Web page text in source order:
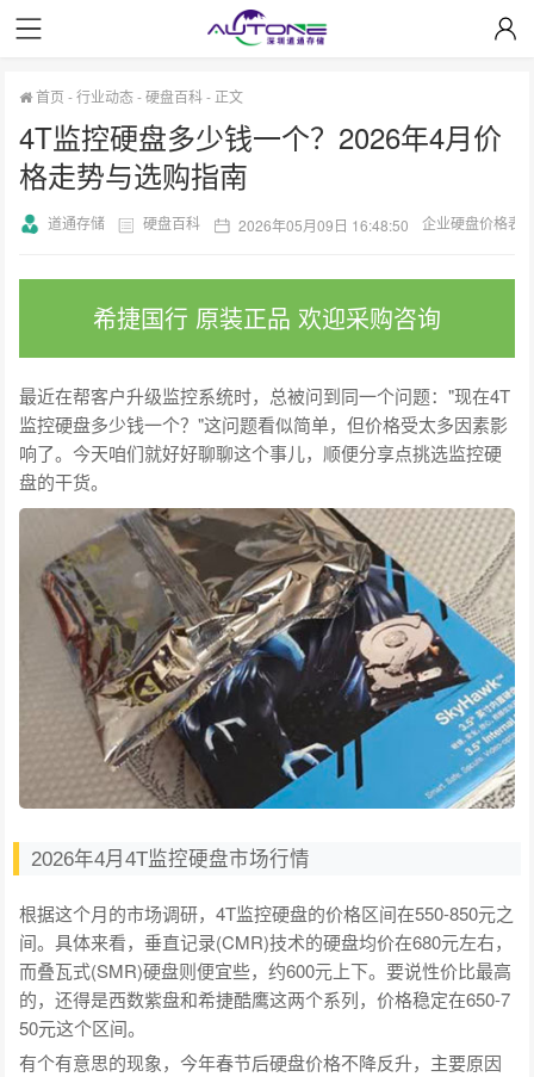
首页 -行业动态-硬盘百科- 正文
4T监控硬盘多少钱一个？2026年4月价
格走势与选购指南
道通存储 硬盘百科 2026年05月09日 16:48:50 企业硬盘价格表
希捷国行 原装正品 欢迎采购咨询
最近在帮客户升级监控系统时，总被问到同一个问题："现在4T
监控硬盘多少钱一个？"这问题看似简单，但价格受太多因素影
响了。今天咱们就好好聊聊这个事儿，顺便分享点挑选监控硬
盘的干货。
2026年4月4T监控硬盘市场行情
根据这个月的市场调研，4T监控硬盘的价格区间在550-850元之
间。具体来看，垂直记录(CMR)技术的硬盘均价在680元左右，
而叠瓦式(SMR)硬盘则便宜些，约600元上下。要说性价比最高
的，还得是西数紫盘和希捷酷鹰这两个系列，价格稳定在650-7
50元这个区间。
有个有意思的现象，今年春节后硬盘价格不降反升，主要原因